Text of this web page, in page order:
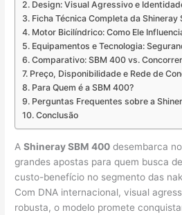
Design: Visual Agressivo e
Ficha Técnica Completa da Shineray
Motor Bicilíndrico: Como Ele
Equipamentos e Tecnologia:
Comparativo: SBM 400 vs.
Preço, Disponibilidade e Rede de
Para Quem é a SBM 400?
Perguntas Frequentes sobre a
Conclusão
AShineray SBM 400 desembarca
grandes apostas para quem busca
custo-benefício no segmento das
Com DNA internacional, visual
robusta, o modelo promete